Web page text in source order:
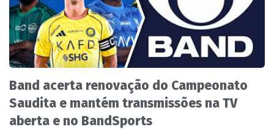
Band acerta renovação do Campeonato
Saudita e mantém transmissões na TV
aberta e no BandSports